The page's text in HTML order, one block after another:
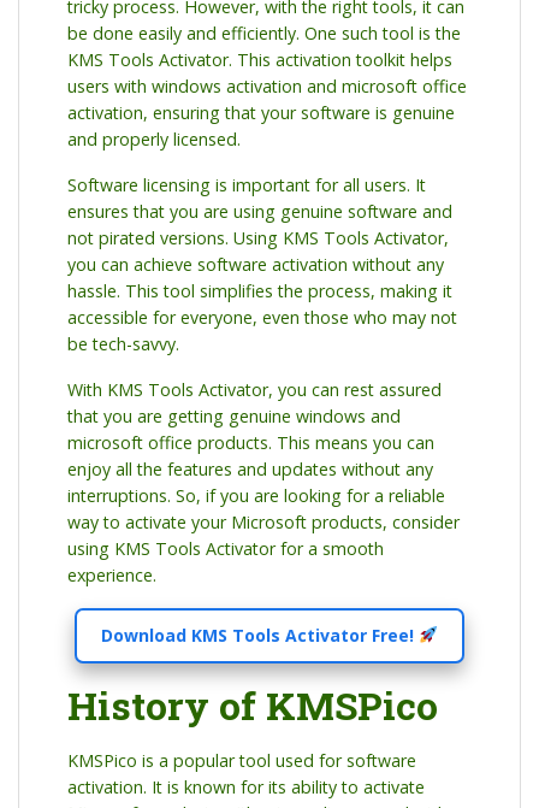
tricky process. However, with the right tools, it can
be done easily and efficiently. One such tool is the
KMS Tools Activator. This activation toolkit helps
users with windows activation and microsoft office
activation, ensuring that your software is genuine
and properly licensed.
Software licensing is important for all users. It
ensures that you are using genuine software and
not pirated versions. Using KMS Tools Activator,
you can achieve software activation without any
hassle. This tool simplifies the process, making it
accessible for everyone, even those who may not
be tech-savvy.
With KMS Tools Activator, you can rest assured
that you are getting genuine windows and
microsoft office products. This means you can
enjoy all the features and updates without any
interruptions. So, if you are looking for a reliable
way to activate your Microsoft products, consider
using KMS Tools Activator for a smooth
experience.
Download KMS Tools Activator Free!
History of KMSPico
KMSPico is a popular tool used for software
activation. It is known for its ability to activate